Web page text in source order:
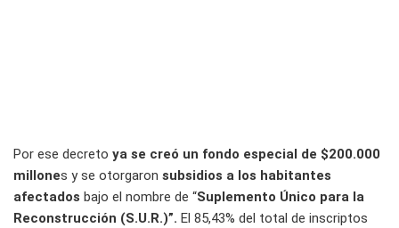
Por ese decreto ya se creó un fondo especial de $200.000
millones y se otorgaron subsidios a los habitantes
afectados bajo el nombre de “Suplemento Único para la
Reconstrucción (S.U.R.)”. El 85,43% del total de inscriptos